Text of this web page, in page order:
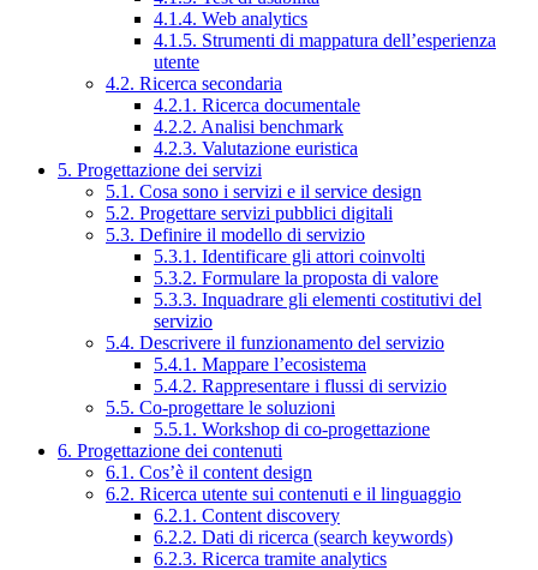
4.1.4. Web analytics
4.1.5. Strumenti di mappatura dell’esperienza
utente
4.2. Ricerca secondaria
4.2.1. Ricerca documentale
4.2.2. Analisi benchmark
4.2.3. Valutazione euristica
5. Progettazione dei servizi
5.1. Cosa sono i servizi e il service design
5.2. Progettare servizi pubblici digitali
5.3. Definire il modello di servizio
5.3.1. Identificare gli attori coinvolti
5.3.2. Formulare la proposta di valore
5.3.3. Inquadrare gli elementi costitutivi del
servizio
5.4. Descrivere il funzionamento del servizio
5.4.1. Mappare l’ecosistema
5.4.2. Rappresentare i flussi di servizio
5.5. Co-progettare le soluzioni
5.5.1. Workshop di co-progettazione
6. Progettazione dei contenuti
6.1. Cos’è il content design
6.2. Ricerca utente sui contenuti e il linguaggio
6.2.1. Content discovery
6.2.2. Dati di ricerca (search keywords)
6.2.3. Ricerca tramite analytics